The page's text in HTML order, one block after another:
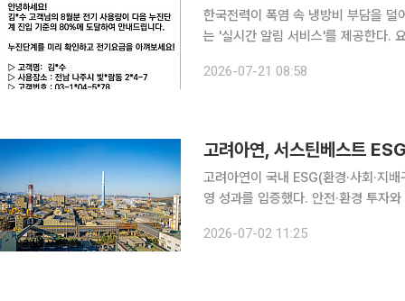
한국전력이 폭염 속 냉방비 부담을
는 '실시간 알림 서비스'를 제공한다. 요금 단가가 훌쩍 뛰는 누진 최고 구간에 도달하기 전 고객의
로 인한 냉방 전력 수요 급증에 대비
2026-07-21 08:58
고려아연, 서스틴베스트
고려아연이 국내 ESG(환경·사회·지
영 성과를 입증했다. 안전·환경 투자와
다고 2일 밝혔다. 국내 ESG
2026-07-02 11:25